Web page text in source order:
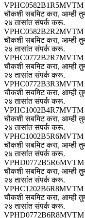
VPHC0582B1R5MVTM
चौकशी सबमिट करा, आम्ही
२४ तासांत संपर्क करू.
VPHC0582B2R2MVTM
चौकशी सबमिट करा, आम्ही
२४ तासांत संपर्क करू.
VPHC0772B2R7MVTM
चौकशी सबमिट करा, आम्ही
२४ तासांत संपर्क करू.
VPHC0772B3R3MVTM
चौकशी सबमिट करा, आम्ही
२४ तासांत संपर्क करू.
VPHC1002B4R7MVTM
चौकशी सबमिट करा, आम्ही
२४ तासांत संपर्क करू.
VPHC1002B5R6MVTM
चौकशी सबमिट करा, आम्ही
२४ तासांत संपर्क करू.
VPHD0772B5R6MVTM
चौकशी सबमिट करा, आम्ही
२४ तासांत संपर्क करू.
VPHC1202B6R8MVTM
चौकशी सबमिट करा, आम्ही
२४ तासांत संपर्क करू.
VPHD0772B6R8MVTM